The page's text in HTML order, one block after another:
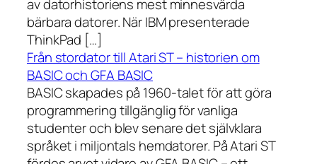
av datorhistoriens mest minnesvärda
bärbara datorer. När IBM presenterade
ThinkPad […]
Från stordator till Atari ST – historien om
BASIC och GFA BASIC
BASIC skapades på 1960-talet för att göra
programmering tillgänglig för vanliga
studenter och blev senare det självklara
språket i miljontals hemdatorer. På Atari ST